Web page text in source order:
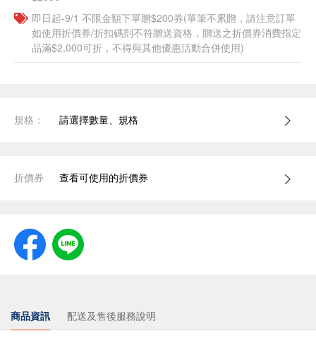
即日起-9/1 不限金額下單贈$200券(單筆不累贈，請注意訂單
如使用折價券/折扣碼則不符贈送資格，贈送之折價券消費指定
品滿$2,000可折，不得與其他優惠活動合併使用)
規格： 請選擇數量、規格
折價券 查看可使用的折價券
商品資訊 配送及售後服務說明